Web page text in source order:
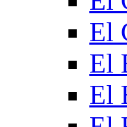
El
El
El